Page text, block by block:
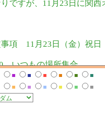
■ ■ ■ ■ ■
■
■ ■ ■ ■ ■
■